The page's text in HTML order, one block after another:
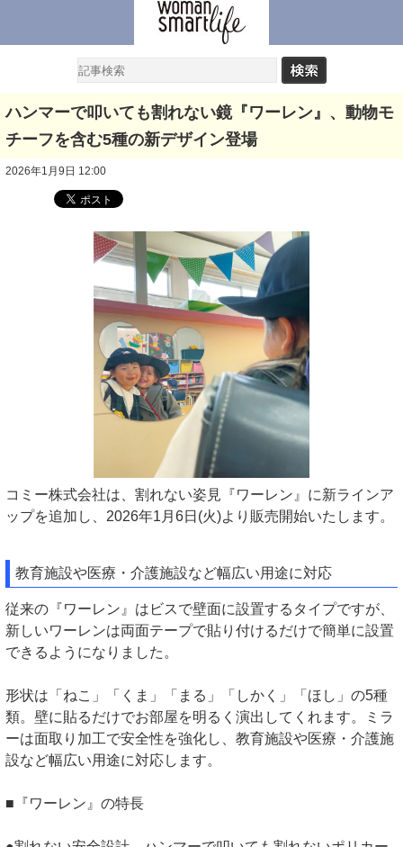
ハンマーで叩いても割れない鏡『ワーレン』、動物モ
チーフを含む5種の新デザイン登場
2026年1月9日 12:00
コミー株式会社は、割れない姿見『ワーレン』に新ラインア
ップを追加し、2026年1月6日(火)より販売開始いたします。
教育施設や医療・介護施設など幅広い用途に対応
従来の『ワーレン』はビスで壁面に設置するタイプですが、
新しいワーレンは両面テープで貼り付けるだけで簡単に設置
できるようになりました。
形状は「ねこ」「くま」「まる」「しかく」「ほし」の5種
類。壁に貼るだけでお部屋を明るく演出してくれます。ミラ
ーは面取り加工で安全性を強化し、教育施設や医療・介護施
設など幅広い用途に対応します。
■『ワーレン』の特長